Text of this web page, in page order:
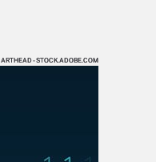
ARTHEAD - STOCK.ADOBE.COM
ARTHEAD - STOCK.ADOBE.COM